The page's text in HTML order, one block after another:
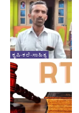
ಕೃಷಿ-ಕಲೆ-ಸಾಹಿತ್ಯ